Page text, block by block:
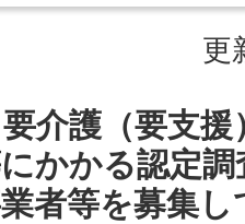
更
介護（要支
かかる認定
者等を募集